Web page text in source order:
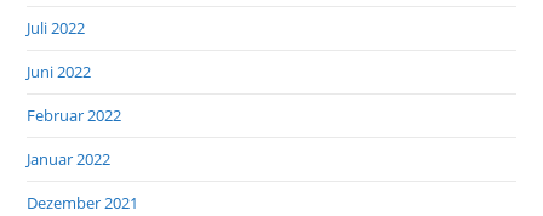
Juli 2022
Juni 2022
Februar 2022
Januar 2022
Dezember 2021